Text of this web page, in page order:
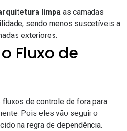
limpa as camadas
sendo menos suscetíveis a
exteriores.
Fluxo de
fluxos de controle de fora para
Pois eles vão seguir o
na regra de dependência.